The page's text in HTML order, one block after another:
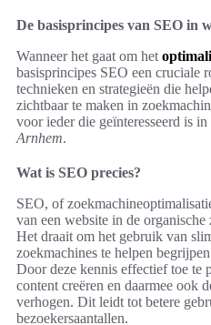
De basisprincipes van SEO in
Wanneer het gaat om het
basisprincipes SEO een cruciale
technieken en strategieën die
zichtbaar te maken in
voor ieder die geïnteresseerd is in
Arnhem.
Wat is SEO precies?
SEO, of
van een website in de organische
Het draait om het gebruik van
zoekmachines te helpen
Door deze kennis effectief toe te
content creëren en daarmee ook
verhogen. Dit leidt tot betere
bezoekersaantallen.